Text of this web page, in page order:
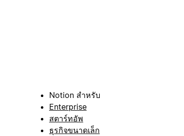
Notion สำหรับ
Enterprise
สตาร์ทอัพ
ธุรกิจขนาดเล็ก